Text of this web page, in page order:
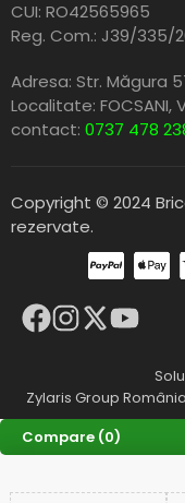
CUI: RO42565965
Reg. Com.: J39/335/
Adresa: Str. Măgura
Localitate: FOCSANI,
contact: 0737 478
Copyright © 2024
rezervate.
Zylaris Group
Compare (0)